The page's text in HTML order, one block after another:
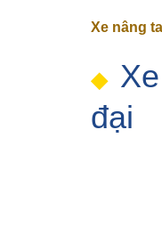
Xe nâng
đại